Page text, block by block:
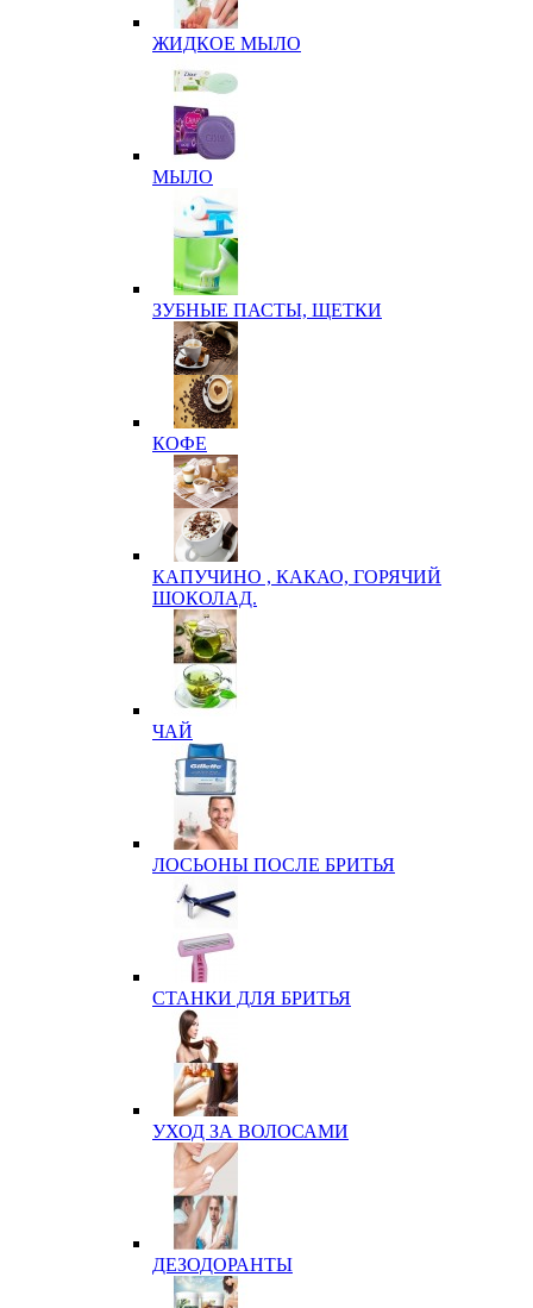
ЖИДКОЕ МЫЛО
МЫЛО
ЗУБНЫЕ ПАСТЫ, ЩЕТКИ
КОФЕ
КАПУЧИНО , КАКАО, ГОРЯЧИЙ
ШОКОЛАД.
ЧАЙ
ЛОСЬОНЫ ПОСЛЕ БРИТЬЯ
СТАНКИ ДЛЯ БРИТЬЯ
УХОД ЗА ВОЛОСАМИ
ДЕЗОДОРАНТЫ